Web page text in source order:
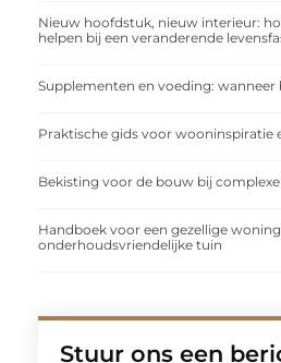
Nieuw hoofdstuk, nieuw interieur:
helpen bij een veranderende
Supplementen en voeding: wanneer
Praktische gids voor wooninspiratie
Bekisting voor de bouw bij
Handboek voor een gezellige
onderhoudsvriendelijke tuin
Stuur ons een